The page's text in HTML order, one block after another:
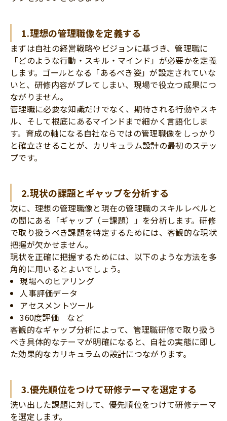
1.理想の管理職像を定義する
まずは自社の経営戦略やビジョンに基づき、管理職に
「どのような行動・スキル・マインド」が必要かを定義
します。ゴールとなる「あるべき姿」が設定されていな
いと、研修内容がブレてしまい、現場で役立つ成果につ
ながりません。
管理職に必要な知識だけでなく、期待される行動やスキ
ル、そして根底にあるマインドまで細かく言語化しま
す。育成の軸になる自社ならではの管理職像をしっかり
と確立させることが、カリキュラム設計の最初のステッ
プです。
2.現状の課題とギャップを分析する
次に、理想の管理職像と現在の管理職のスキルレベルと
の間にある「ギャップ（＝課題）」を分析します。研修
で取り扱うべき課題を特定するためには、客観的な現状
把握が欠かせません。
現状を正確に把握するためには、以下のような方法を多
角的に用いるとよいでしょう。
現場へのヒアリング
人事評価データ
アセスメントツール
360度評価 など
客観的なギャップ分析によって、管理職研修で取り扱う
べき具体的なテーマが明確になると、自社の実態に即し
た効果的なカリキュラムの設計につながります。
3.優先順位をつけて研修テーマを選定する
洗い出した課題に対して、優先順位をつけて研修テーマ
を選定します。